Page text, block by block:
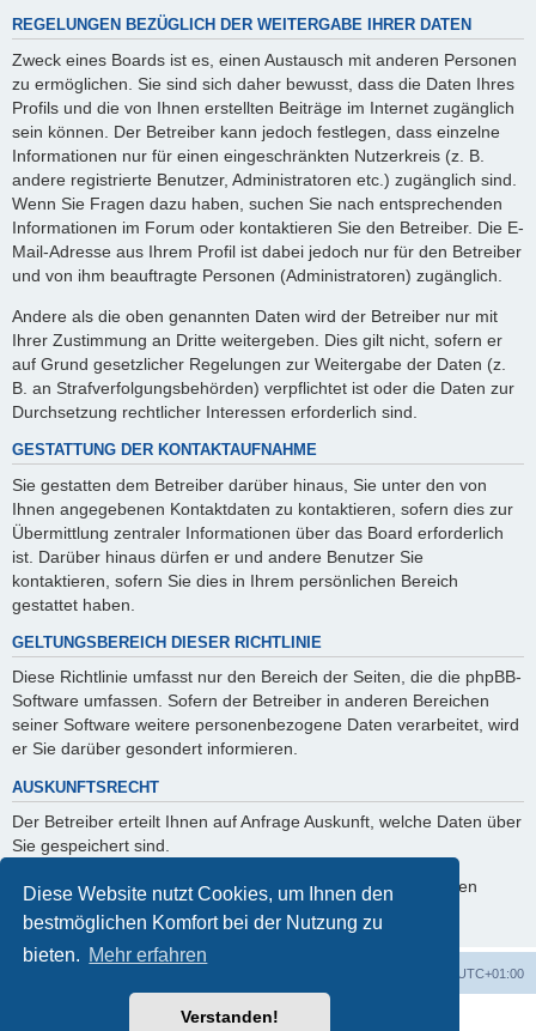
Diese Website nutzt Cookies, um Ihnen den
bestmöglichen Komfort bei der Nutzung zu
bieten. Mehr erfahren
Verstanden!
REGELUNGEN BEZÜGLICH DER WEITERGABE IHRER DATEN
Zweck eines Boards ist es, einen Austausch mit anderen Personen
zu ermöglichen. Sie sind sich daher bewusst, dass die Daten Ihres
Profils und die von Ihnen erstellten Beiträge im Internet zugänglich
sein können. Der Betreiber kann jedoch festlegen, dass einzelne
Informationen nur für einen eingeschränkten Nutzerkreis (z. B.
andere registrierte Benutzer, Administratoren etc.) zugänglich sind.
Wenn Sie Fragen dazu haben, suchen Sie nach entsprechenden
Informationen im Forum oder kontaktieren Sie den Betreiber. Die E-
Mail-Adresse aus Ihrem Profil ist dabei jedoch nur für den Betreiber
und von ihm beauftragte Personen (Administratoren) zugänglich.
Andere als die oben genannten Daten wird der Betreiber nur mit
Ihrer Zustimmung an Dritte weitergeben. Dies gilt nicht, sofern er
auf Grund gesetzlicher Regelungen zur Weitergabe der Daten (z.
B. an Strafverfolgungsbehörden) verpflichtet ist oder die Daten zur
Durchsetzung rechtlicher Interessen erforderlich sind.
GESTATTUNG DER KONTAKTAUFNAHME
Sie gestatten dem Betreiber darüber hinaus, Sie unter den von
Ihnen angegebenen Kontaktdaten zu kontaktieren, sofern dies zur
Übermittlung zentraler Informationen über das Board erforderlich
ist. Darüber hinaus dürfen er und andere Benutzer Sie
kontaktieren, sofern Sie dies in Ihrem persönlichen Bereich
gestattet haben.
GELTUNGSBEREICH DIESER RICHTLINIE
Diese Richtlinie umfasst nur den Bereich der Seiten, die die phpBB-
Software umfassen. Sofern der Betreiber in anderen Bereichen
seiner Software weitere personenbezogene Daten verarbeitet, wird
er Sie darüber gesondert informieren.
AUSKUNFTSRECHT
Der Betreiber erteilt Ihnen auf Anfrage Auskunft, welche Daten über
Sie gespeichert sind.
Sie können jederzeit die Löschung bzw. Sperrung Ihrer Daten
verlangen. Kontaktieren Sie hierzu bitte den Betreiber.
UTC+01:00
Powered byphpBB® Forum Software © phpBB Limited